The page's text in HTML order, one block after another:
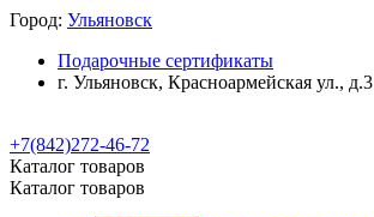
Город: Ульяновск
Подарочные сертификаты
г. Ульяновск, Красноармейская ул., д.3
+7(842)272-46-72
Каталог товаров
Каталог товаров